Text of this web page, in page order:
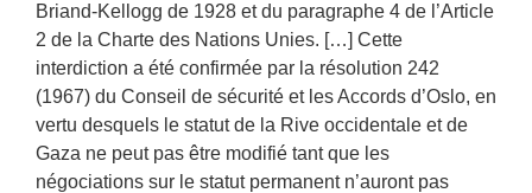
Briand-Kellogg de 1928 et du paragraphe 4 de l’Article
2 de la Charte des Nations Unies. […] Cette
interdiction a été confirmée par la résolution 242
(1967) du Conseil de sécurité et les Accords d’Oslo, en
vertu desquels le statut de la Rive occidentale et de
Gaza ne peut pas être modifié tant que les
négociations sur le statut permanent n’auront pas